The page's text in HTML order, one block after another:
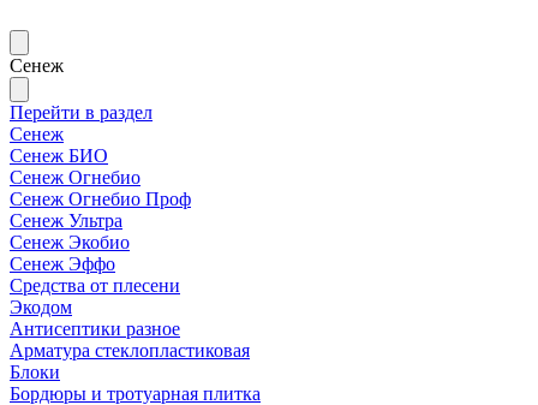
Сенеж
Перейти в раздел
Сенеж
Сенеж БИО
Сенеж Огнебио
Сенеж Огнебио Проф
Сенеж Ультра
Сенеж Экобио
Сенеж Эффо
Средства от плесени
Экодом
Антисептики разное
Арматура стеклопластиковая
Блоки
Бордюры и тротуарная плитка